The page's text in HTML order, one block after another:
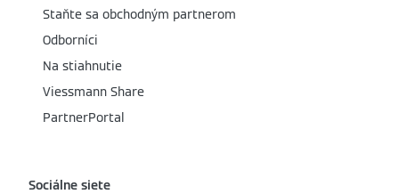
Staňte sa obchodným partnerom
Odborníci
Na stiahnutie
Viessmann Share
PartnerPortal
Sociálne siete